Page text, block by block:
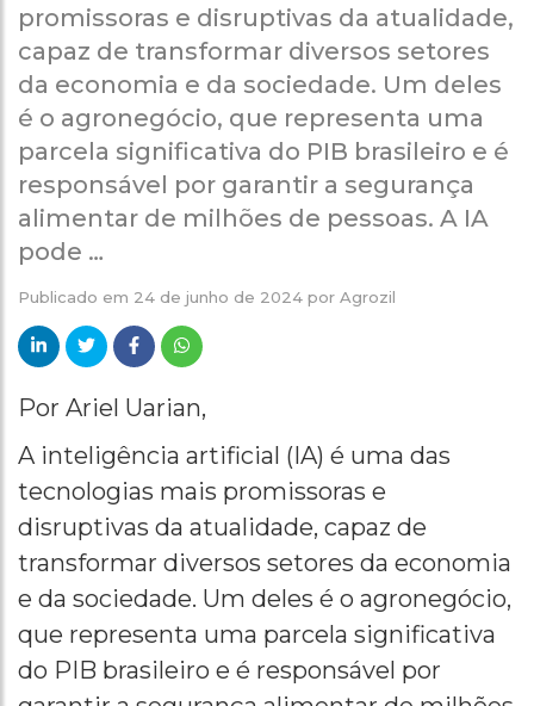
promissoras e disruptivas da atualidade,
capaz de transformar diversos setores
da economia e da sociedade. Um deles
é o agronegócio, que representa uma
parcela significativa do PIB brasileiro e é
responsável por garantir a segurança
alimentar de milhões de pessoas. A IA
pode …
Publicado em 24 de junho de 2024 por Agrozil
Por Ariel Uarian,
A inteligência artificial (IA) é uma das
tecnologias mais promissoras e
disruptivas da atualidade, capaz de
transformar diversos setores da economia
e da sociedade. Um deles é o agronegócio,
que representa uma parcela significativa
do PIB brasileiro e é responsável por